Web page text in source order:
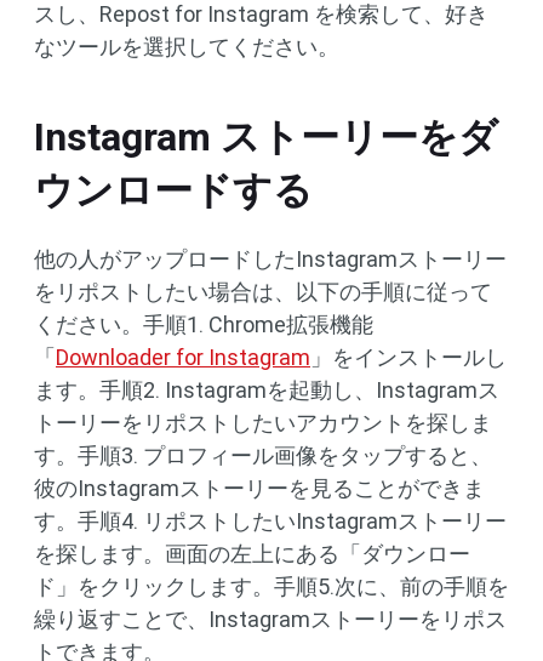
スし、Repost for Instagram を検索して、好き
なツールを選択してください。
Instagram ストーリーをダ
ウンロードする
他の人がアップロードしたInstagramストーリー
をリポストしたい場合は、以下の手順に従って
ください。手順1. Chrome拡張機能
「 Downloader for Instagram 」をインストールし
ます。手順2. Instagramを起動し、Instagramス
トーリーをリポストしたいアカウントを探しま
す。手順3. プロフィール画像をタップすると、
彼のInstagramストーリーを見ることができま
す。手順4. リポストしたいInstagramストーリー
を探します。画面の左上にある「ダウンロー
ド」をクリックします。手順5.次に、前の手順を
繰り返すことで、Instagramストーリーをリポス
トできます。